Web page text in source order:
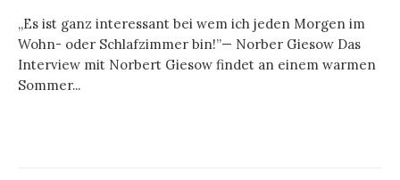
„Es ist ganz interessant bei wem ich jeden Morgen im
Wohn- oder Schlafzimmer bin!”— Norber Giesow Das
Interview mit Norbert Giesow findet an einem warmen
Sommer...